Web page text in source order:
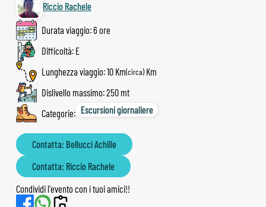
Riccio Rachele
Durata viaggio: 6 ore
Difficoltà: E
Lunghezza viaggio: 10 Km(circa)
Dislivello massimo: 250 mt
Categorie: Escursioni giornaliere
Contatta: Bellucci Achille
Contatta: Riccio Rachele
Condividi l'evento con i tuoi amici!!